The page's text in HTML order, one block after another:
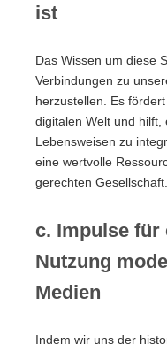
ist
Das Wissen um diese
Verbindungen zu
herzustellen. Es
digitalen Welt und
Lebensweisen zu
eine wertvolle
gerechten Gesellschaft.
c. Impulse für
Nutzung
Medien
Indem wir uns der